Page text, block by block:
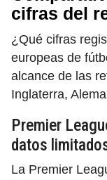
cifras del
¿Qué cifras
europeas de
alcance de las
Inglaterra,
Premier
datos
La Premier